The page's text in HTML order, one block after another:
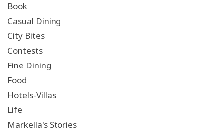
Book
Casual Dining
City Bites
Contests
Fine Dining
Food
Hotels-Villas
Life
Markella's Stories